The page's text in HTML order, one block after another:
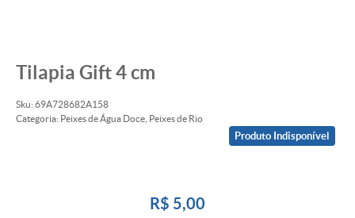
Tilapia Gift 4 cm
Sku: 69A728682A158
Categoria: Peixes de Água Doce Peixes de Rio
Produto Indisponível
R$ 5,00